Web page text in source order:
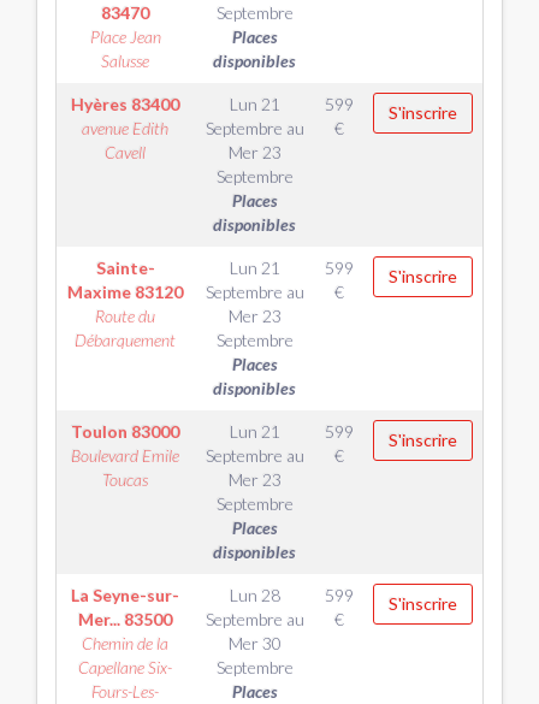
83470
Place Jean
Salusse
Septembre
Places
disponibles
Hyères 83400
avenue Edith
Cavell
Lun 21
Septembre au
Mer 23
Septembre
Places
disponibles
599
€
S'inscrire
Sainte-
Maxime 83120
Route du
Débarquement
Lun 21
Septembre au
Mer 23
Septembre
Places
disponibles
599
€
S'inscrire
Toulon 83000
Boulevard Emile
Toucas
Lun 21
Septembre au
Mer 23
Septembre
Places
disponibles
599
€
S'inscrire
La Seyne-sur-
Mer... 83500
Chemin de la
Capellane Six-
Fours-Les-
Lun 28
Septembre au
Mer 30
Septembre
Places
599
€
S'inscrire